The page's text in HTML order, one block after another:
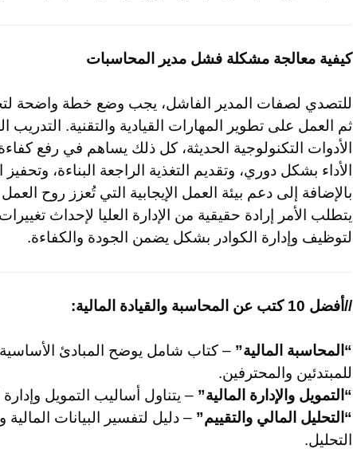
كيفية معالجة مشكلة فشل مدير المحاسبات
للتصدي لصفات المدير الفاشل، يجب وضع خطة واضحة
ثم العمل على تطوير المهارات القيادية والتقنية.
الأدوات التكنولوجية الحديثة، كل ذلك يساهم في رفع
الأداء بشكل دوري، وتقديم التغذية الراجعة البناءة،
بالإضافة إلى دعم بيئة العمل الإيجابية التي تُعزز روح
يتطلب الأمر إرادة حقيقية من الإدارة العليا لإحداث
لتوظيف وإدارة الكوادر بشكل يضمن الجودة والكفاءة.
//أفضل 10 كتب عن المحاسبة والقيادة المالية:
“المحاسبة المالية” – كتاب شامل يوضح المبادئ
للمبتدئين والمحترفين.
“التمويل والإدارة المالية” – يتناول أساليب التمويل وإدارة
“التحليل المالي والتقييم” – دليل لتفسير البيانات المالية
التحليل.